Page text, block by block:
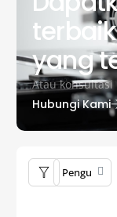
yang
Atau
Hubungi Kami